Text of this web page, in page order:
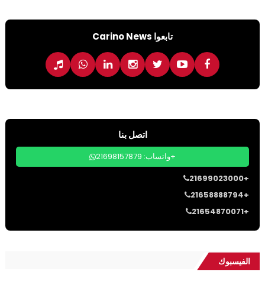
تابعوا Carino News
اتصل بنا
واتساب: 21698157879+
21699023000+
21658888794+
21654870071+
الفيسبوك